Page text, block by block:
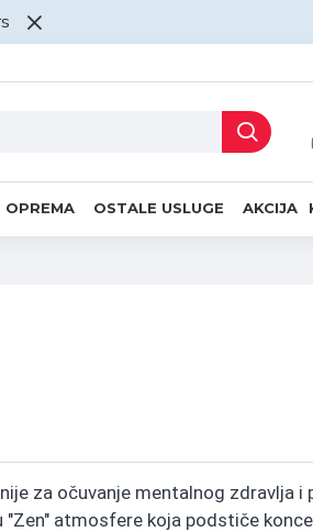
OPREMA OSTALE USLUGE AKCIJA
za očuvanje mentalnog zdravlja
atmosfere koja podstiče